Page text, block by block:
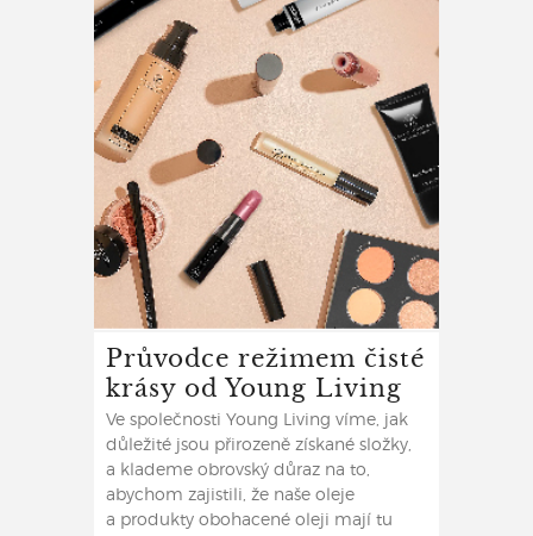
Průvodce režimem čisté
krásy od Young Living
Ve společnosti Young Living víme, jak
důležité jsou přirozeně získané složky,
a klademe obrovský důraz na to,
abychom zajistili, že naše oleje
a produkty obohacené oleji mají tu